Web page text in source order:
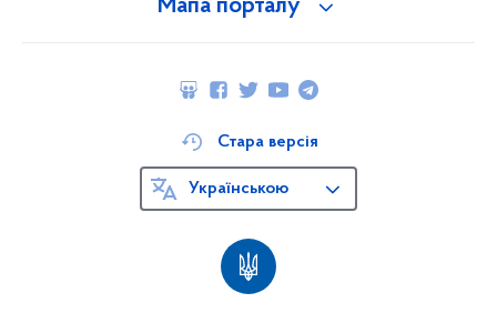
Мапа порталу
Стара версія
Українською